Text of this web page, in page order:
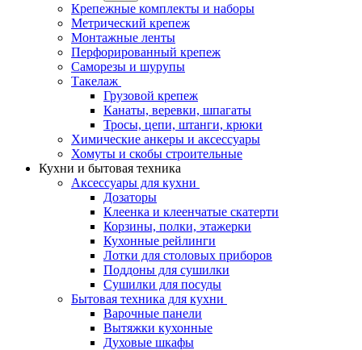
Крепежные комплекты и наборы
Метрический крепеж
Монтажные ленты
Перфорированный крепеж
Саморезы и шурупы
Такелаж
Грузовой крепеж
Канаты, веревки, шпагаты
Тросы, цепи, штанги, крюки
Химические анкеры и аксессуары
Хомуты и скобы строительные
Кухни и бытовая техника
Аксессуары для кухни
Дозаторы
Клеенка и клеенчатые скатерти
Корзины, полки, этажерки
Кухонные рейлинги
Лотки для столовых приборов
Поддоны для сушилки
Сушилки для посуды
Бытовая техника для кухни
Варочные панели
Вытяжки кухонные
Духовые шкафы